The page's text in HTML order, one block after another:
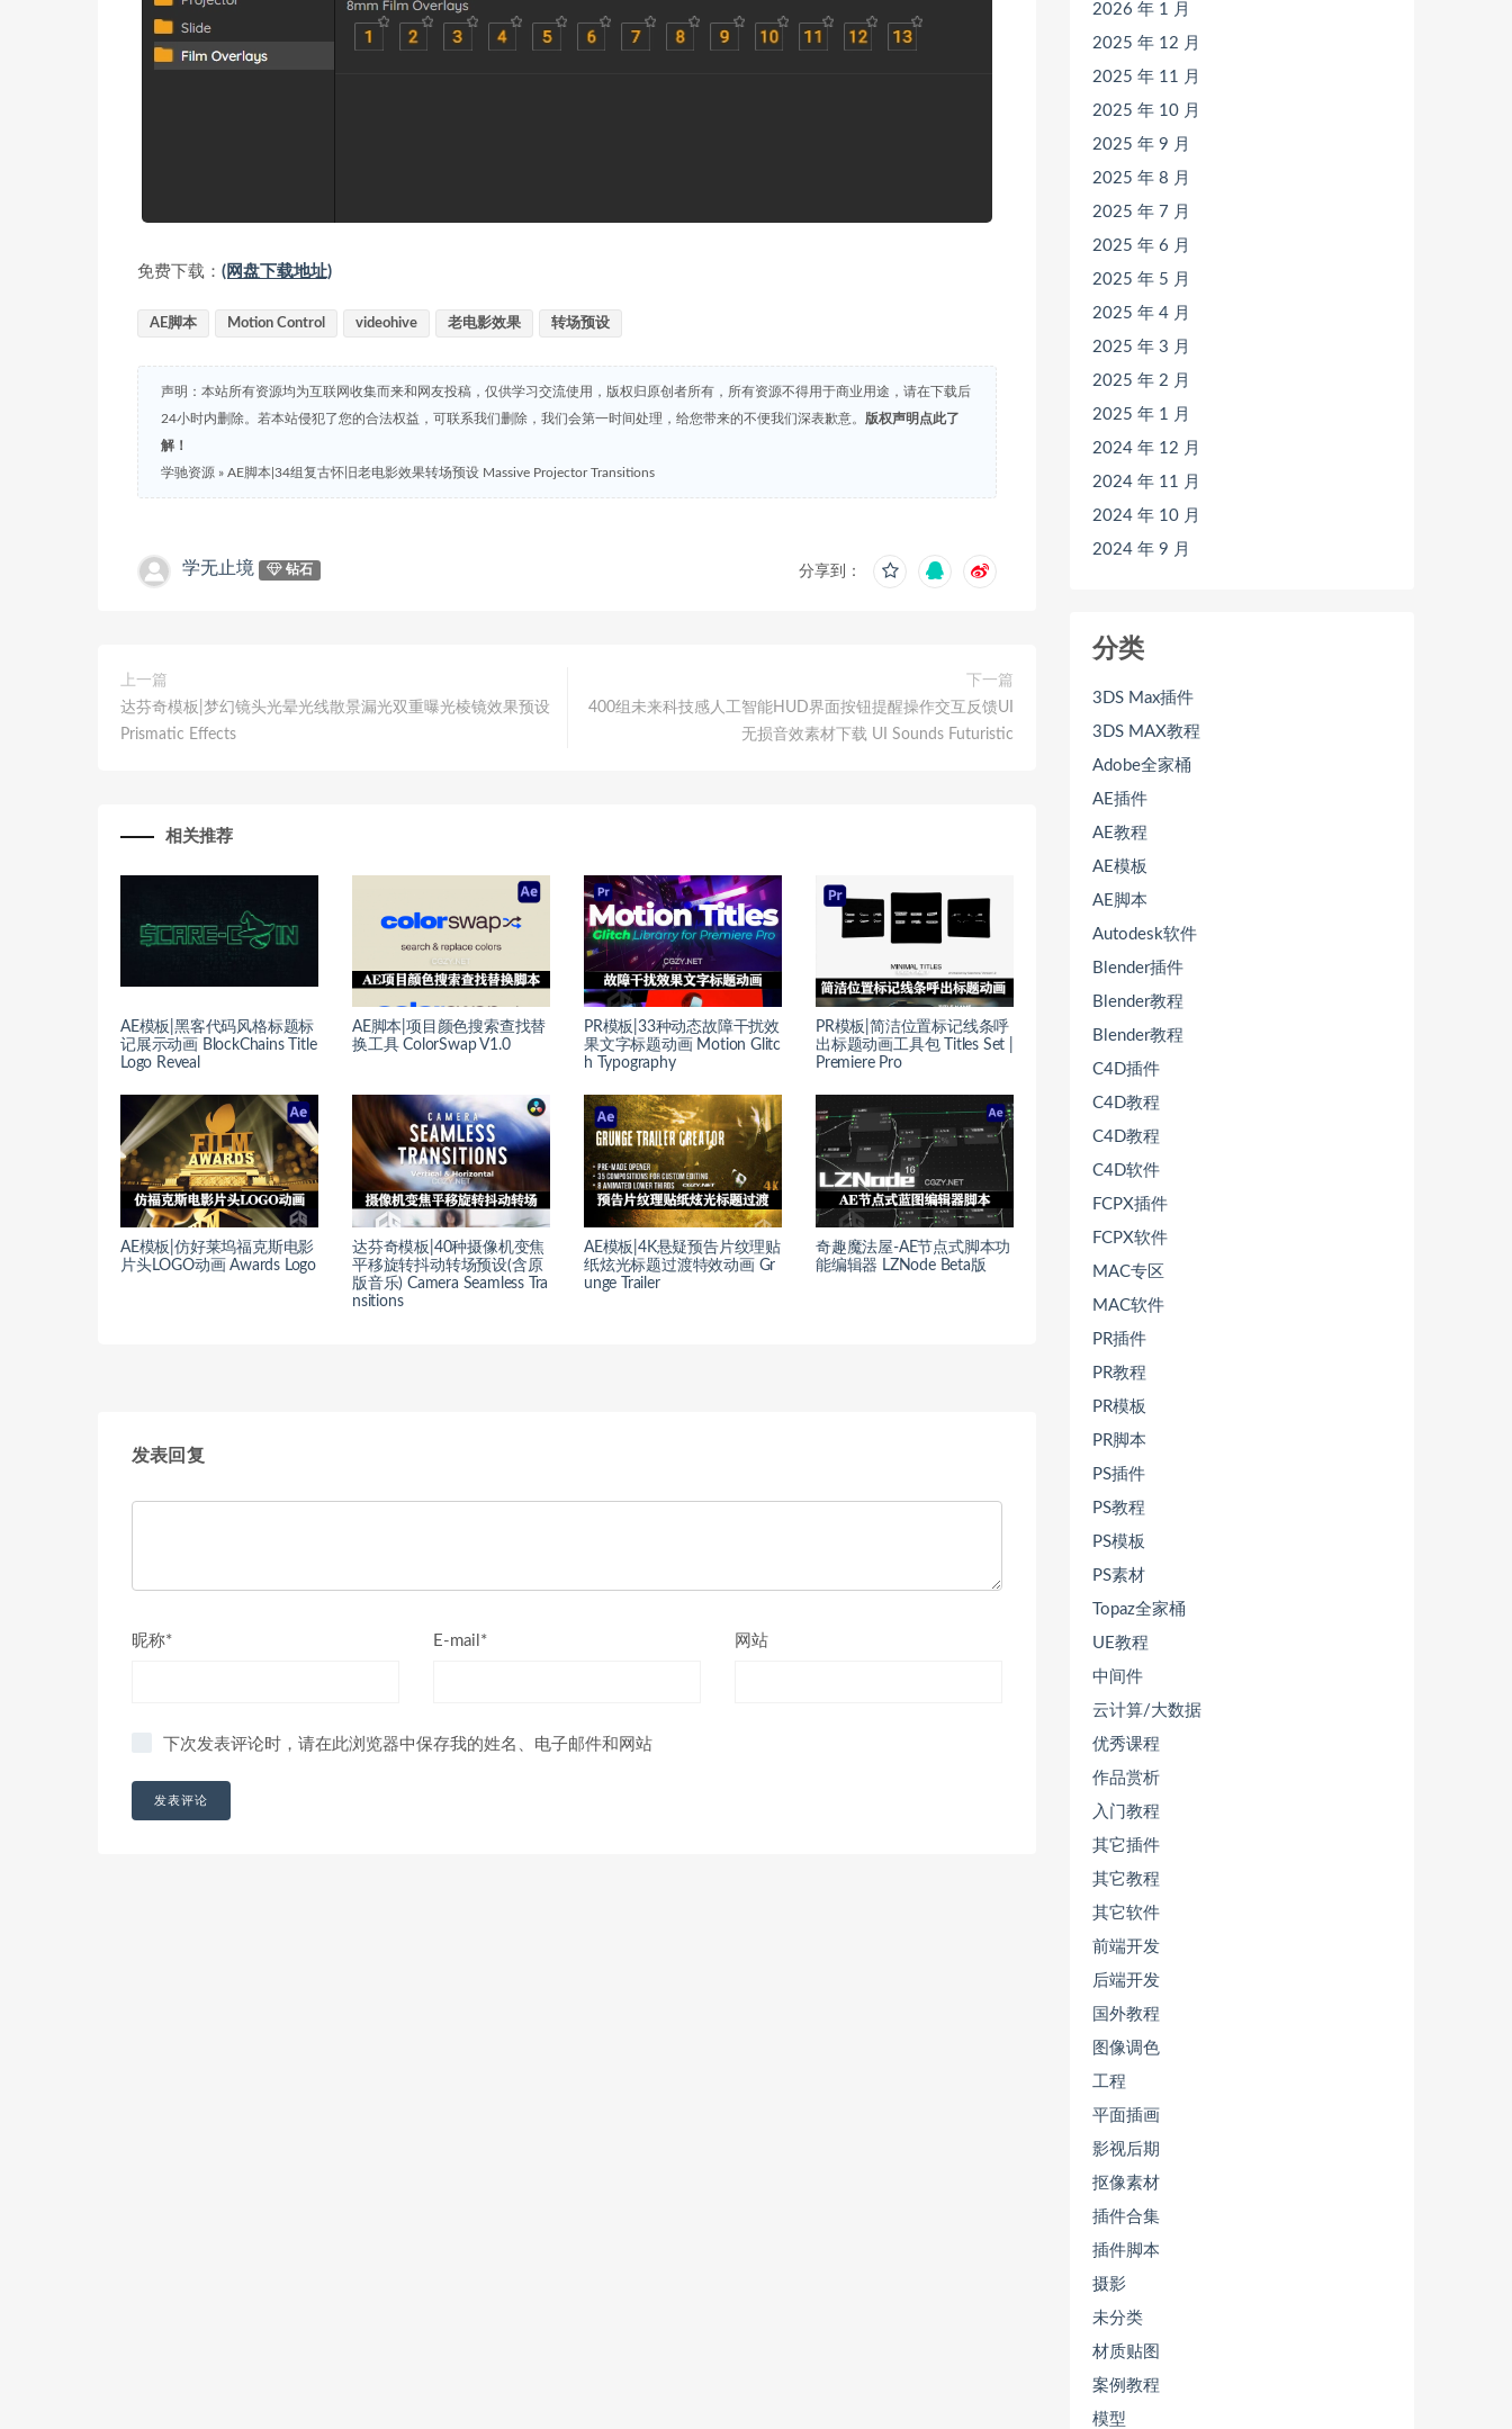
免费下载： (网盘下载地址)
AE脚本 Motion Control videohive 老电影效果 转场预设
声明：本站所有资源均为互联网收集而来和网友投稿，仅供学习交流使用，版权归原创者所有，所有资源不得用于商业用途，请在下载后
24小时内删除。若本站侵犯了您的合法权益，可联系我们删除，我们会第一时间处理，给您带来的不便我们深表歉意。
版权声明点此了
解！
学驰资源 » AE脚本|34组复古怀旧老电影效果转场预设 Massive Projector Transitions
学无止境 钻石 分享到：
上一篇
达芬奇模板|梦幻镜头光晕光线散景漏光双重曝光棱镜效果预设
Prismatic Effects
下一篇
400组未来科技感人工智能HUD界面按钮提醒操作交互反馈UI
无损音效素材下载 UI Sounds Futuristic
相关推荐
AE模板|黑客代码风格标题标
记展示动画 BlockChains Title
Logo Reveal
AE脚本|项目颜色搜索查找替
换工具 ColorSwap V1.0
PR模板|33种动态故障干扰效
果文字标题动画 Motion Glitc
h Typography
PR模板|简洁位置标记线条呼
出标题动画工具包 Titles Set |
Premiere Pro
AE模板|仿好莱坞福克斯电影
片头LOGO动画 Awards Logo
达芬奇模板|40种摄像机变焦
平移旋转抖动转场预设(含原
版音乐) Camera Seamless Tra
nsitions
AE模板|4K悬疑预告片纹理贴
纸炫光标题过渡特效动画 Gr
unge Trailer
奇趣魔法屋-AE节点式脚本功
能编辑器 LZNode Beta版
发表回复
昵称* E-mail* 网站
下次发表评论时，请在此浏览器中保存我的姓名、电子邮件和网站
2026 年 1 月
2025 年 12 月
2025 年 11 月
2025 年 10 月
2025 年 9 月
2025 年 8 月
2025 年 7 月
2025 年 6 月
2025 年 5 月
2025 年 4 月
2025 年 3 月
2025 年 2 月
2025 年 1 月
2024 年 12 月
2024 年 11 月
2024 年 10 月
2024 年 9 月
分类
3DS Max插件
3DS MAX教程
Adobe全家桶
AE插件
AE教程
AE模板
AE脚本
Autodesk软件
Blender插件
Blender教程
Blender教程
C4D插件
C4D教程
C4D教程
C4D软件
FCPX插件
FCPX软件
MAC专区
MAC软件
PR插件
PR教程
PR模板
PR脚本
PS插件
PS教程
PS模板
PS素材
Topaz全家桶
UE教程
中间件
云计算/大数据
优秀课程
作品赏析
入门教程
其它插件
其它教程
其它软件
前端开发
后端开发
国外教程
图像调色
工程
平面插画
影视后期
抠像素材
插件合集
插件脚本
摄影
未分类
材质贴图
案例教程
模型